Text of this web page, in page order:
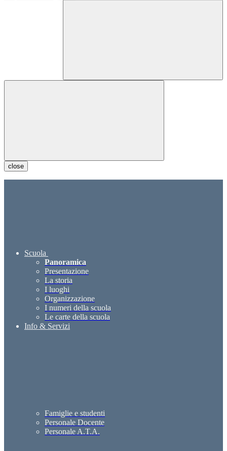
close
Scuola
Panoramica
Presentazione
La storia
I luoghi
Organizzazione
I numeri della scuola
Le carte della scuola
Info & Servizi
Famiglie e studenti
Personale Docente
Personale A.T.A.